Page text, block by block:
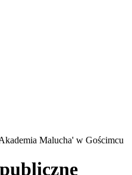
Malucha' w Gościmcu